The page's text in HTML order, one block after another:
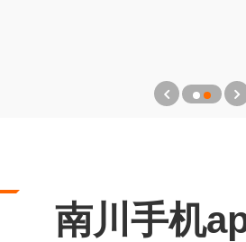
南川手机